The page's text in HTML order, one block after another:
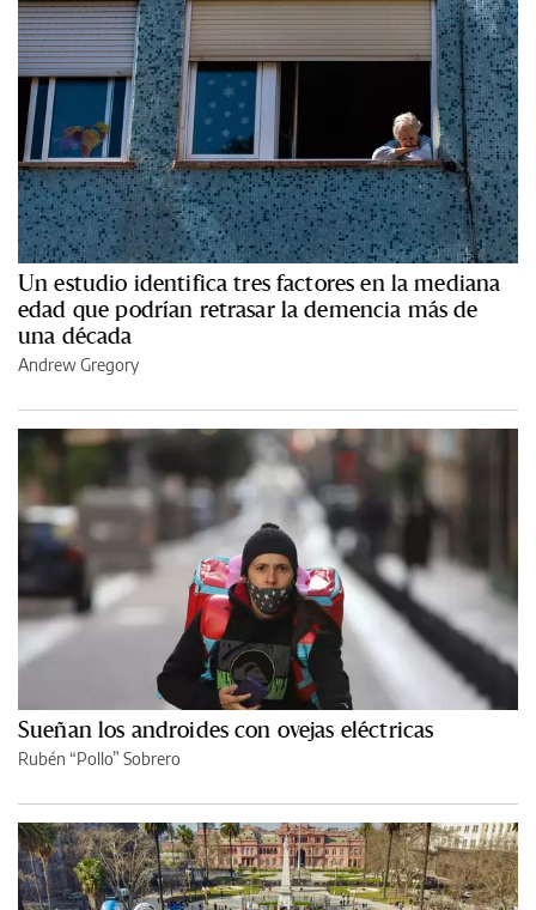
Un estudio identifica tres factores en la mediana
edad que podrían retrasar la demencia más de
una década
Andrew Gregory
Sueñan los androides con ovejas eléctricas
Rubén “Pollo” Sobrero